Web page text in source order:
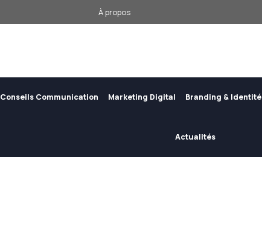
À propos
Conseils Communication Marketing Digital Branding & Identité
Actualités